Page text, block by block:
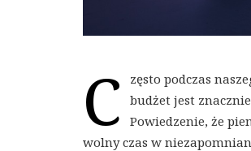
C
zęsto podczas
budżet jest
Powiedzenie, że
wolny czas w